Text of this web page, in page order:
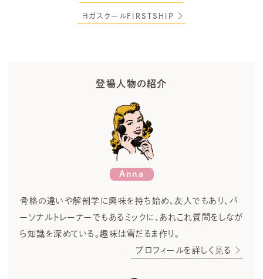
ヨガスクールFIRSTSHIP
登場人物の紹介
Anna
骨格の違いや解剖学に興味を持ち始め、友人でもあり、パ
ーソナルトレーナーでもあるミックに、あれこれ質問をしなが
ら知識を深めている。趣味は雪だるま作り。
プロフィールを詳しく見る